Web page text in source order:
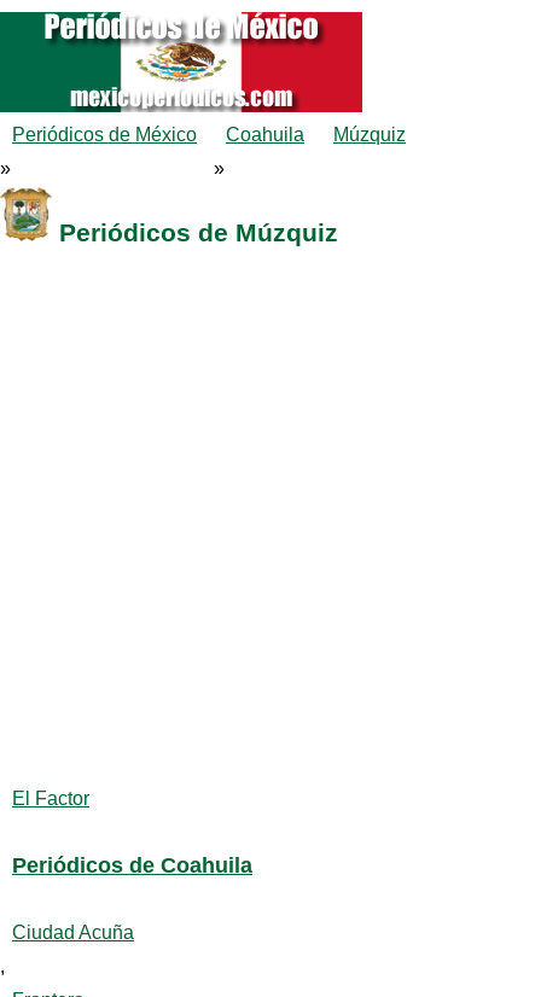
Periódicos de México
»
Coahuila
»
Múzquiz
Periódicos de Múzquiz
El Factor
Periódicos de Coahuila
Ciudad Acuña
,